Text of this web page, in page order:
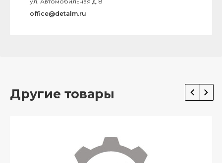
office@detalm.ru
Другие товары